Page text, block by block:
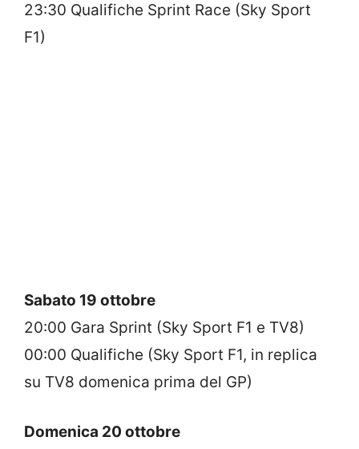
23:30 Qualifiche Sprint Race (Sky Sport
F1)
Sabato 19 ottobre
20:00 Gara Sprint (Sky Sport F1 e TV8)
00:00 Qualifiche (Sky Sport F1, in replica
su TV8 domenica prima del GP)
Domenica 20 ottobre